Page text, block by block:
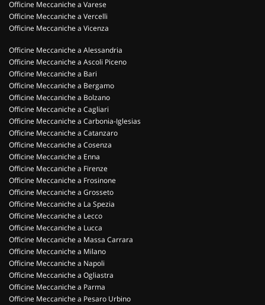
Officine Meccaniche a Varese
Officine Meccaniche a Vercelli
Officine Meccaniche a Vicenza
Officine Meccaniche a Alessandria
Officine Meccaniche a Ascoli Piceno
Officine Meccaniche a Bari
Officine Meccaniche a Bergamo
Officine Meccaniche a Bolzano
Officine Meccaniche a Cagliari
Officine Meccaniche a Carbonia-Iglesias
Officine Meccaniche a Catanzaro
Officine Meccaniche a Cosenza
Officine Meccaniche a Enna
Officine Meccaniche a Firenze
Officine Meccaniche a Frosinone
Officine Meccaniche a Grosseto
Officine Meccaniche a La Spezia
Officine Meccaniche a Lecco
Officine Meccaniche a Lucca
Officine Meccaniche a Massa Carrara
Officine Meccaniche a Milano
Officine Meccaniche a Napoli
Officine Meccaniche a Ogliastra
Officine Meccaniche a Parma
Officine Meccaniche a Pesaro Urbino